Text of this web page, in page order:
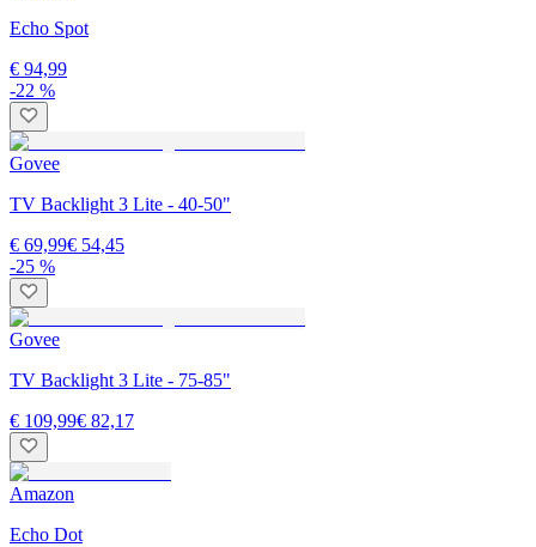
Echo Spot
€ 94,99
-22 %
Govee
TV Backlight 3 Lite - 40-50"
€ 69,99€ 54,45
-25 %
Govee
TV Backlight 3 Lite - 75-85"
€ 109,99€ 82,17
Amazon
Echo Dot